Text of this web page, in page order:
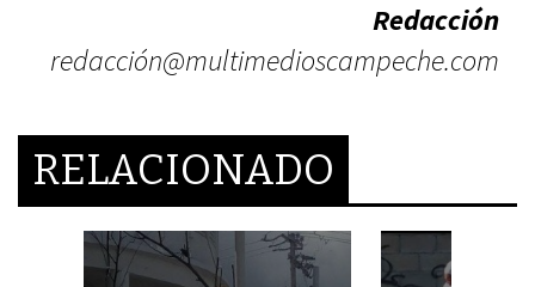
Redacción
redacción@multimedioscampeche.com
RELACIONADO